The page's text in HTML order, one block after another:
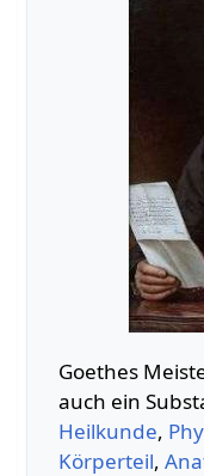
Goethes
auch ein
Heilkunde,
Körperteil,